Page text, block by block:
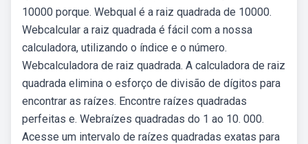
10000 porque. Webqual é a raiz quadrada de 10000.
Webcalcular a raiz quadrada é fácil com a nossa
calculadora, utilizando o índice e o número.
Webcalculadora de raiz quadrada. A calculadora de raiz
quadrada elimina o esforço de divisão de dígitos para
encontrar as raízes. Encontre raízes quadradas
perfeitas e. Webraízes quadradas do 1 ao 10. 000.
Acesse um intervalo de raízes quadradas exatas para